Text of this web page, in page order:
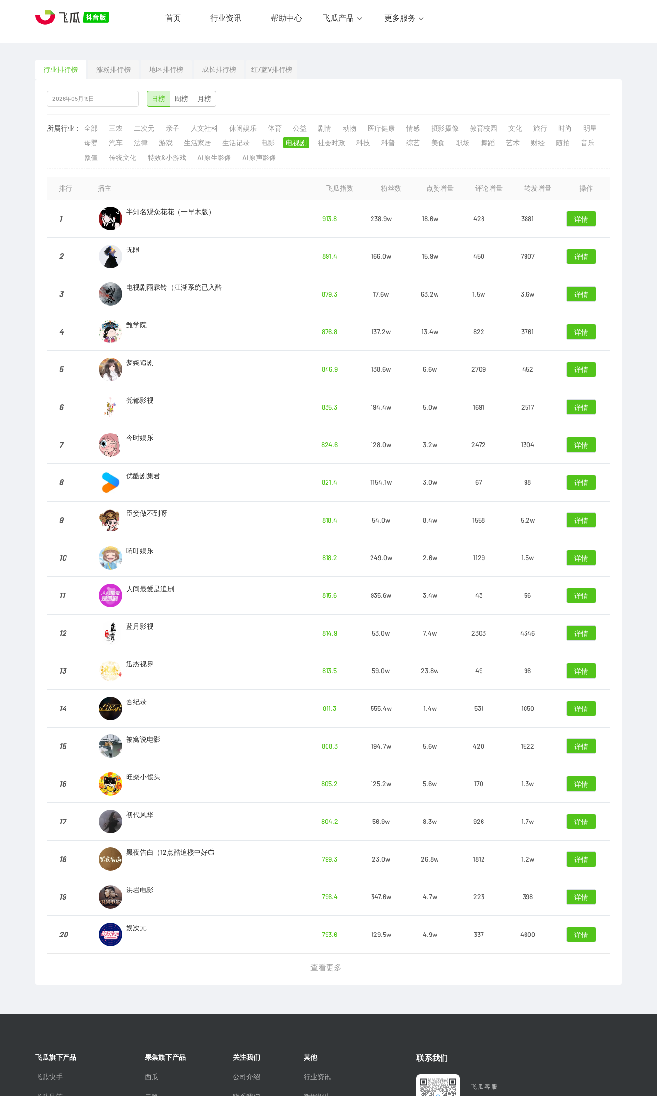
首页 行业资讯 帮助中心 飞瓜产品 更多服务
行业排行榜 涨粉排行榜 地区排行榜 成长排行榜 红/蓝V排行榜
日榜 周榜 月榜
所属行业： 全部 三农 二次元 亲子 人文社科 休闲娱乐 体育 公益 剧情 动物 医疗健康 情感 摄影摄像 教育校园 文化 旅行 时尚
明星
母婴
汽车 法律 游戏 生活家居 生活记录 电影 电视剧 社会时政 科技 科普 综艺 美食 职场 舞蹈 艺术 财经 随拍
音乐
颜值
传统文化 特效&小游戏 AI原生影像 AI原声影像
排行 播主 飞瓜指数 粉丝数 点赞增量 评论增量 转发增量 操作
1
半知名观众花花（一早木版）
913.8
238.9w 18.6w 428 3881 详情
2
无限
891.4
166.0w 15.9w 450 7907 详情
3
电视剧雨霖铃（江湖系统已入酷
879.3
17.6w 63.2w 1.5w 3.6w 详情
4
甄学院
876.8
137.2w 13.4w 822 3761 详情
5
梦婉追剧
846.9
138.6w 6.6w 2709 452 详情
6
尧都影视
835.3
194.4w 5.0w 1691 2517 详情
7
今时娱乐
824.6
128.0w 3.2w 2472 1304 详情
8
优酷剧集君
821.4
1154.1w 3.0w 67 98 详情
9
臣妾做不到呀
818.4
54.0w 8.4w 1558 5.2w 详情
10
咘叮娱乐
818.2
249.0w 2.6w 1129 1.5w 详情
11
人间最爱是追剧
815.6
935.6w 3.4w 43 56 详情
12
蓝月影视
814.9
53.0w 7.4w 2303 4346 详情
13
迅杰视界
813.5
59.0w 23.8w 49 96 详情
14
吾纪录
811.3
555.4w 1.4w 531 1850 详情
15
被窝说电影
808.3
194.7w 5.6w 420 1522 详情
16
旺柴小馒头
805.2
125.2w 5.6w 170 1.3w 详情
17
初代风华
804.2
56.9w 8.3w 926 1.7w 详情
18
黑夜告白（12点酷追楼中好📺
799.3
23.0w 26.8w 1812 1.2w 详情
19
洪岩电影
796.4
347.6w 4.7w 223 398 详情
20
娱次元
793.6
129.5w 4.9w 337 4600 详情
查看更多
飞瓜旗下产品
飞瓜快手
果集旗下产品
西瓜
关注我们
公司介绍
其他
行业资讯
联系我们
飞瓜客服